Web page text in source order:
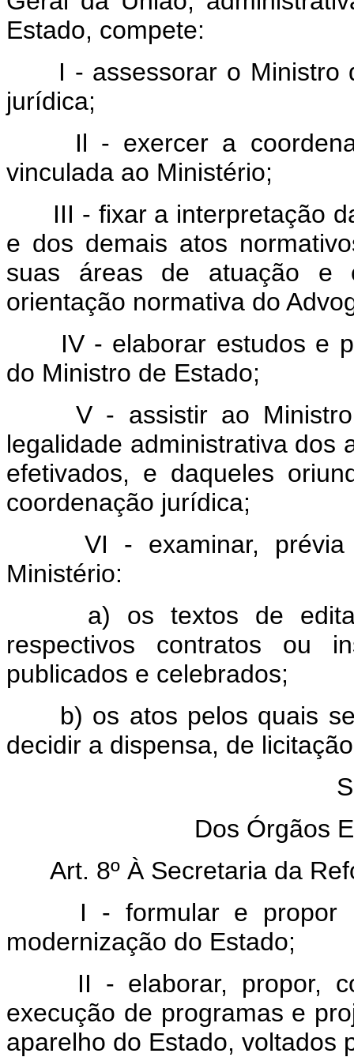
Estado, compete:
I - assessorar o Ministro
jurídica;
Il - exercer a
vinculada ao Ministério;
III - fixar a interpretação
e dos demais atos
suas áreas de atuação e
orientação normativa do
IV - elaborar estudos e
do Ministro de Estado;
V - assistir ao Ministro
legalidade administrativa dos
efetivados, e daqueles
coordenação jurídica;
VI - examinar, prévia e
Ministério:
a) os textos de edital
respectivos contratos ou
publicados e celebrados;
b) os atos pelos quais se
decidir a dispensa, de
Dos Órgãos
Art. 8º À Secretaria da
I - formular e propor
modernização do Estado;
II - elaborar, propor,
execução de programas e
aparelho do Estado, voltados